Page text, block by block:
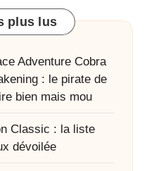
plus lus
Adventure Cobra
: le pirate de
bien mais mou
Classic : la liste
dévoilée